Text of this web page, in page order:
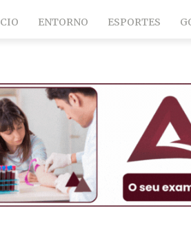
ENTORNO ESPORTES